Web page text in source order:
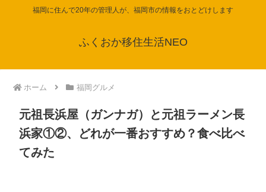
福岡に住んで20年の管理人が、福岡市の情報をおとどけします
ふくおか移住生活NEO
ホーム 福岡グルメ
元祖長浜屋（ガンナガ）と元祖ラーメン長
浜家①②、どれが一番おすすめ？食べ比べ
てみた